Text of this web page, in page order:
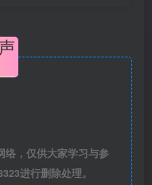
络，仅供大家学习与参
进行删除处理。